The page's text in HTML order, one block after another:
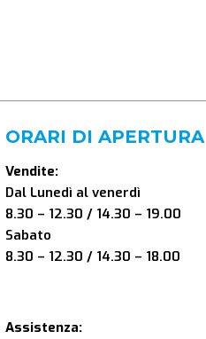
ORARI DI APERTURA
Vendite:
Dal Lunedì al venerdì
8.30 – 12.30 / 14.30 – 19.00
Sabato
8.30 – 12.30 / 14.30 – 18.00
Assistenza: